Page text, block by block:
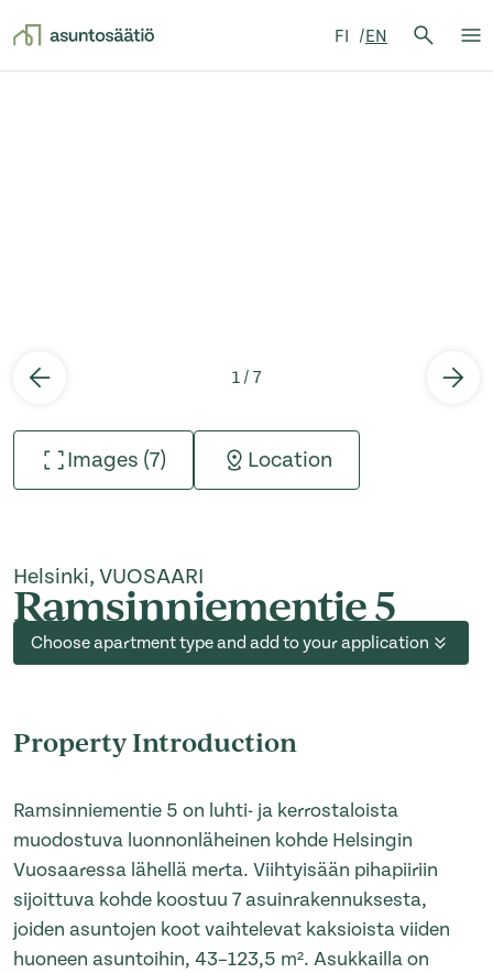
FI EN
1 / 7
Images (7) Location
Helsinki, VUOSAARI
Ramsinniementie 5
Choose apartment type and add to your application
Property Introduction
Ramsinniementie 5 on luhti- ja kerrostaloista
muodostuva luonnonläheinen kohde Helsingin
Vuosaaressa lähellä merta. Viihtyisään pihapiiriin
sijoittuva kohde koostuu 7 asuinrakennuksesta,
joiden asuntojen koot vaihtelevat kaksioista viiden
huoneen asuntoihin, 43–123,5 m². Asukkailla on